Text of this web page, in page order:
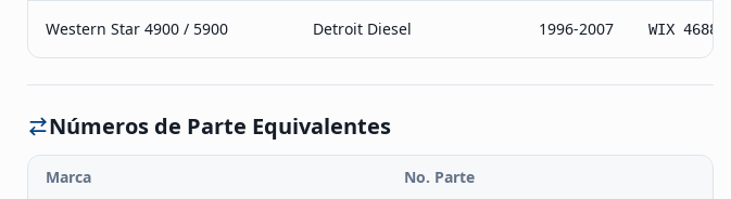
Western Star 4900 / 5900 Detroit Diesel 1996-2007 WIX 46883
Números de Parte Equivalentes
Marca No. Parte